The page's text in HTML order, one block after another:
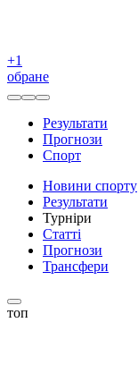
+1
обране
Результати
Прогнози
Спорт
Новини спорту
Результати
Турніри
Статті
Прогнози
Трансфери
топ